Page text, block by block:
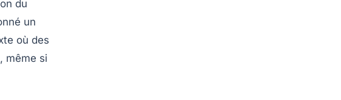
du
un
où des
même si